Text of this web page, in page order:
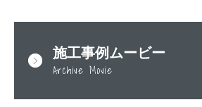
施工事例ムービー
Archive Movie